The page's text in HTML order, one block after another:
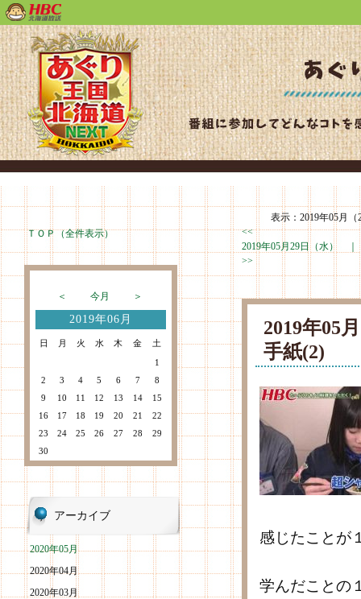
ＴＯＰ（全件表示）
＜ 今月 ＞
2019年06月
日 月 火 水 木 金
土
1
2
3 4 5 6 7
8
9
10 11 12 13 14
15
16
17 18 19 20 21
22
23
24 25 26 27 28
29
30
アーカイブ
2020年05月
2020年04月
2020年03月
表示：2019年05月（
<<
2019年05月29日（水）
>>
2019年
手紙(2)
感じたことが
学んだことの